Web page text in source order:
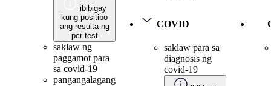
ibibigay
kung positibo
ang resulta ng
pcr test
saklaw ng
paggamot para
sa covid-19
pangangalagang
COVID
saklaw para sa
diagnosis ng
covid-19